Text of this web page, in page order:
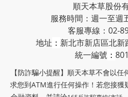
順天本草股份
服務時間：週一至週
客服專線：02-
地址 ： 新北市新店區北
統一編號 ：
【防詐騙小提醒】順天本草不會以
求您到ATM進行任何操作！若您接獲